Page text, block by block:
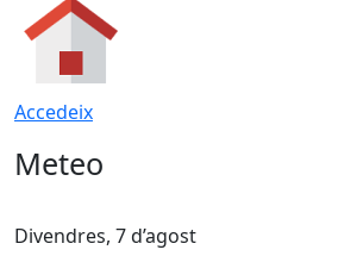
Accedeix
Meteo
Divendres, 7 d’agost